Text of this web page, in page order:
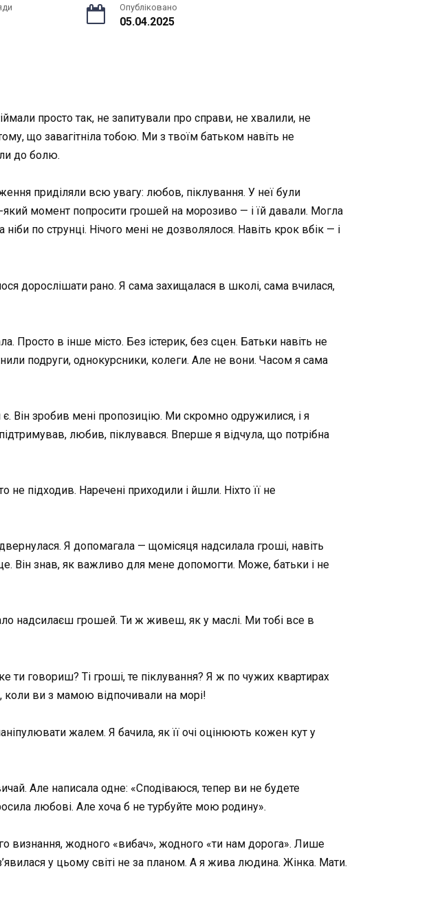
Опубліковано
05.04.2025
просто так, не запитували про справи, не хвалили, не
що завагітніла тобою. Ми з твоїм батьком навіть не
до болю.
приділяли всю увагу: любов, піклування. У неї були
який момент попросити грошей на морозиво — і їй давали. Могла
по струнці. Нічого мені не дозволялося. Навіть крок вбік — і
дорослішати рано. Я сама захищалася в школі, сама вчилася,
Просто в інше місто. Без істерик, без сцен. Батьки навіть не
подруги, однокурсники, колеги. Але не вони. Часом я сама
Він зробив мені пропозицію. Ми скромно одружилися, і я
любив, піклувався. Вперше я відчула, що потрібна
не підходив. Наречені приходили і йшли. Ніхто її не
Я допомагала — щомісяця надсилала гроші, навіть
Він знав, як важливо для мене допомогти. Може, батьки і не
надсилаєш грошей. Ти ж живеш, як у маслі. Ми тобі все в
ти говориш? Ті гроші, те піклування? Я ж по чужих квартирах
коли ви з мамою відпочивали на морі!
жалем. Я бачила, як її очі оцінюють кожен кут у
Але написала одне: «Сподіваюся, тепер ви не будете
любові. Але хоча б не турбуйте мою родину».
визнання, жодного «вибач», жодного «ти нам дорога». Лише
у цьому світі не за планом. А я жива людина. Жінка. Мати.